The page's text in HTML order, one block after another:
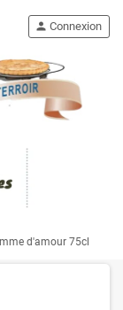
person Connexion
d'amour 75cl